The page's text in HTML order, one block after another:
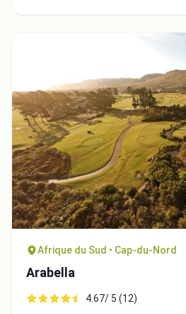
Afrique du Sud • Cap-du-Nord
Arabella
4.67/ 5 (12)